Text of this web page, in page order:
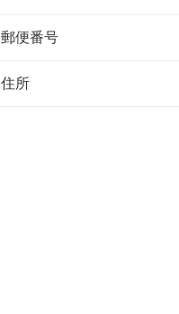
郵便番号
住所